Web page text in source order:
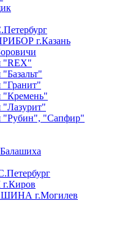
г.Казань
"REX"
"Гранит"
"Кремень"
"Лазурит"
"Рубин", "Сапфир"
г.Могилев